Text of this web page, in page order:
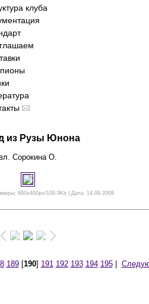
клуба
из Рузы Юнона
Сорокина О.
600x400px/109.9Kb | Дата: 14.09.2009
189[190] 191 192 193 194 195|